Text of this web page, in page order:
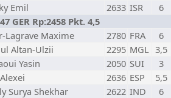
Emil 2633 ISR
6
GER Rp:2458 Pkt. 4,5
Lagrave Maxime 2780 FRA
6
Altan-Ulzii 2295 MGL 3,5
Yasin 2050 SUI
3
2636 ESP
5,5
Surya Shekhar 2622 IND
6